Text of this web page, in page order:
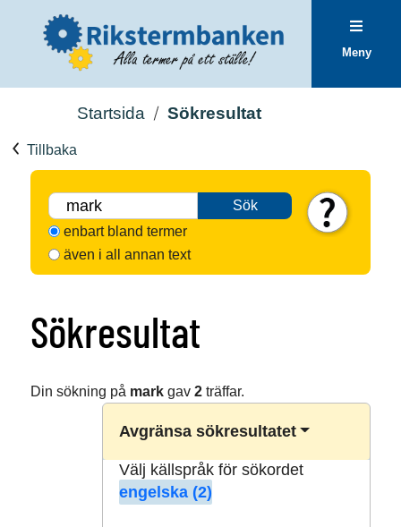
Meny
Startsida Sökresultat
Tillbaka
Sök
enbart bland termer
även i all annan text
Sökresultat
Din sökning på markgav 2träffar.
Avgränsa sökresultatet
Välj källspråk för sökordet
engelska (2)